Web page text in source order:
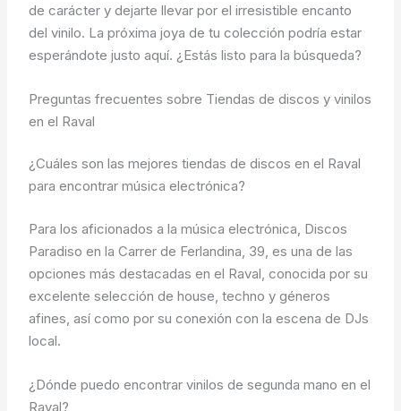
de carácter y dejarte llevar por el irresistible encanto
del vinilo. La próxima joya de tu colección podría estar
esperándote justo aquí. ¿Estás listo para la búsqueda?
Preguntas frecuentes sobre Tiendas de discos y vinilos
en el Raval
¿Cuáles son las mejores tiendas de discos en el Raval
para encontrar música electrónica?
Para los aficionados a la música electrónica, Discos
Paradiso en la Carrer de Ferlandina, 39, es una de las
opciones más destacadas en el Raval, conocida por su
excelente selección de house, techno y géneros
afines, así como por su conexión con la escena de DJs
local.
¿Dónde puedo encontrar vinilos de segunda mano en el
Raval?